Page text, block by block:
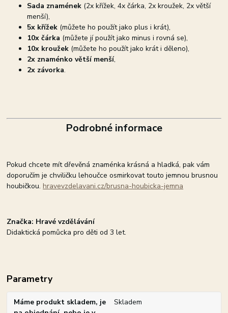
Sada znamének (2x křížek, 4x čárka, 2x kroužek, 2x větší
menší),
5x křížek (můžete ho použít jako plus i krát),
10x čárka (můžete jí použít jako minus i rovná se),
10x kroužek (můžete ho použít jako krát i děleno),
2x znaménko větší menší,
2x závorka.
Podrobné informace
Pokud chcete mít dřevěná znaménka krásná a hladká, pak vám
doporučím je chviličku lehoučce osmirkovat touto jemnou brusnou
houbičkou.hravevzdelavani.cz/brusna-houbicka-jemna
Značka: Hravé vzdělávání
Didaktická pomůcka pro děti od 3 let.
Parametry
Máme produkt skladem, je
Skladem